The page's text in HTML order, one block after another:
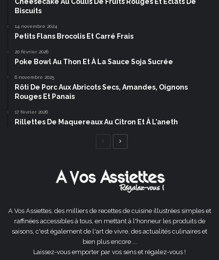
Biscuits
14 novembre 2024
Petits Flans Brocolis Et Carré Frais
20 février 2026
Poke Bowl Au Thon Et À La Sauce Soja Sucrée
6 novembre 2025
Rôti De Porc Aux Abricots Secs, Amandes, Oignons
Rouges Et Panais
17 février 2026
Rillettes De Maquereaux Au Citron Et À L’aneth
Page
A Vos Assiettes, des milliers de recettes de cuisine illustrées simples et
raffinées accessibles à tous, en mettant à l'honneur les produits de
saisons, c'est également de l'art de vivre, des actualités culinaires et
bien plus encore ...
Laissez-vous emporter par vos sens et régalez-vous !